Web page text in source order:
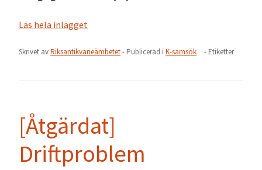
Läs hela inlägget
Skrivet avRiksantikvarieämbetet- Publicerad i K-samsök - Etiketter
[Åtgärdat]
Driftproblem